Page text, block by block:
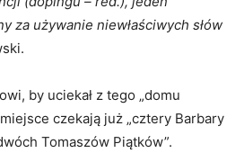
za używanie niewłaściwych słów
by uciekał z tego „domu
czekają już „cztery Barbary
Tomaszów Piątków”.